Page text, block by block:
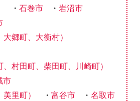
石巻市
岩沼市
郷町、大衡村）
村田町、柴田町、川崎町）
市
里町）
富谷市
名取市